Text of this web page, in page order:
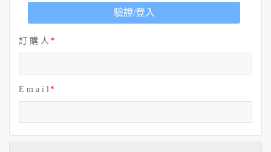
驗證/登入
訂 購 人
E m a i l